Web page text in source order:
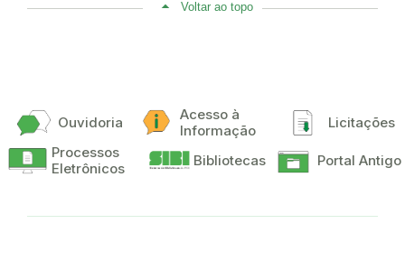
Voltar ao topo
Ouvidoria
Acesso à
Informação
Licitações
Processos
Eletrônicos
Bibliotecas Portal Antigo